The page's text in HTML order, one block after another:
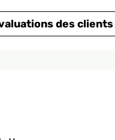
des clients